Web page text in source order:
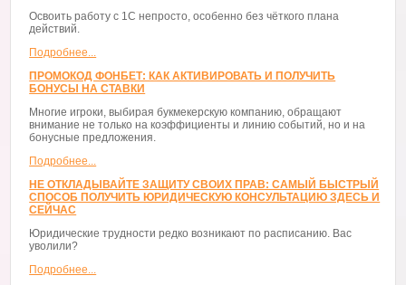
Освоить работу с 1С непросто, особенно без чёткого плана
действий.
Подробнее...
ПРОМОКОД ФОНБЕТ: КАК АКТИВИРОВАТЬ И ПОЛУЧИТЬ
БОНУСЫ НА СТАВКИ
Многие игроки, выбирая букмекерскую компанию, обращают
внимание не только на коэффициенты и линию событий, но и на
бонусные предложения.
Подробнее...
НЕ ОТКЛАДЫВАЙТЕ ЗАЩИТУ СВОИХ ПРАВ: САМЫЙ БЫСТРЫЙ
СПОСОБ ПОЛУЧИТЬ ЮРИДИЧЕСКУЮ КОНСУЛЬТАЦИЮ ЗДЕСЬ И
СЕЙЧАС
Юридические трудности редко возникают по расписанию. Вас
уволили?
Подробнее...